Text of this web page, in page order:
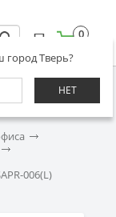
город Тверь?
НЕТ
0
006(L)